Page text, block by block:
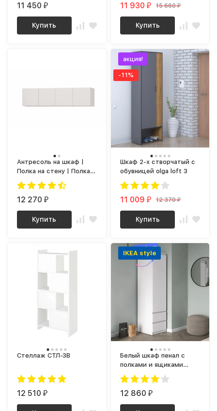
11 450₽
Купить
11 930₽ 15 660₽
Купить
Антресоль на шкаф |
Полка на стену | Полка
настенная | Полка
навесная на стену niko
24.1 (кашемир)
12 270₽
Купить
акция!
-11%
Шкаф 2-х створчатый с
обувницей olga loft 3
11 009₽ 12 370₽
Купить
Стеллаж СТЛ-ЗВ
12 510₽
IKEA style
Белый шкаф пенал с
полками и ящиками
ПН-32 СИТИ ЛДСП
Белый
12 860₽